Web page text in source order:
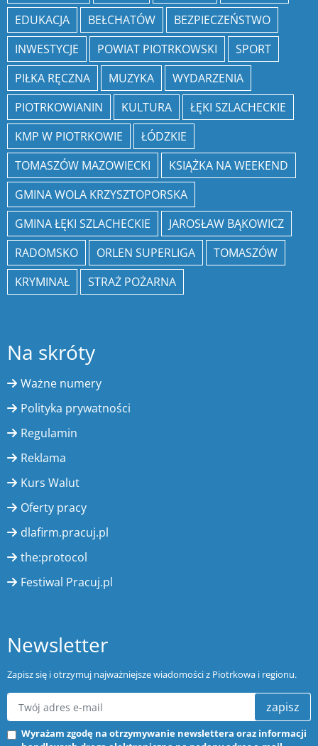
EDUKACJA
BEŁCHATÓW
BEZPIECZEŃSTWO
INWESTYCJE
POWIAT PIOTRKOWSKI
SPORT
PIŁKA RĘCZNA
MUZYKA
WYDARZENIA
PIOTRKOWIANIN
KULTURA
ŁĘKI SZLACHECKIE
KMP W PIOTRKOWIE
ŁÓDZKIE
TOMASZÓW MAZOWIECKI
KSIĄŻKA NA WEEKEND
GMINA WOLA KRZYSZTOPORSKA
GMINA ŁĘKI SZLACHECKIE
JAROSŁAW BĄKOWICZ
RADOMSKO
ORLEN SUPERLIGA
TOMASZÓW
KRYMINAŁ
STRAŻ POŻARNA
Na skróty
Ważne numery
Polityka prywatności
Regulamin
Reklama
Kurs Walut
Oferty pracy
dlafirm.pracuj.pl
the:protocol
Festiwal Pracuj.pl
Newsletter
Zapisz się i otrzymuj najważniejsze wiadomości z Piotrkowa i regionu.
zapisz
Wyrażam zgodę na otrzymywanie newslettera oraz informacji